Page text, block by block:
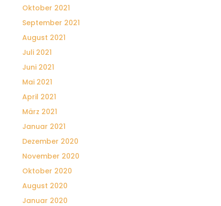
Oktober 2021
September 2021
August 2021
Juli 2021
Juni 2021
Mai 2021
April 2021
März 2021
Januar 2021
Dezember 2020
November 2020
Oktober 2020
August 2020
Januar 2020